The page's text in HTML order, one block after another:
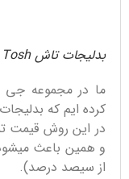
بدلیجات تاش Tosh کیلویی
ما در مجموعه جی
کرده ایم که
در این روش قیمت
و همین باعث
از سیصد درصد).